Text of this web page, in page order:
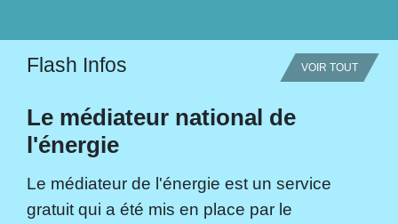
Flash Infos VOIR TOUT
Le médiateur national de
l'énergie
Le médiateur de l'énergie est un service
gratuit qui a été mis en place par le